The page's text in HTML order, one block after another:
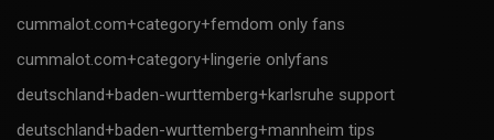
cummalot.com+category+femdom only fans
cummalot.com+category+lingerie onlyfans
deutschland+baden-wurttemberg+karlsruhe support
deutschland+baden-wurttemberg+mannheim tips